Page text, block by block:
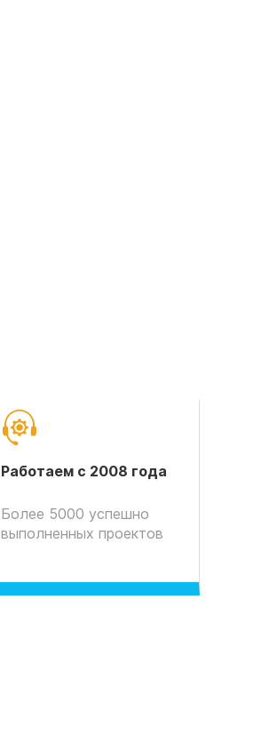
Работаем с 2008 года
Более 5000 успешно
выполненных проектов